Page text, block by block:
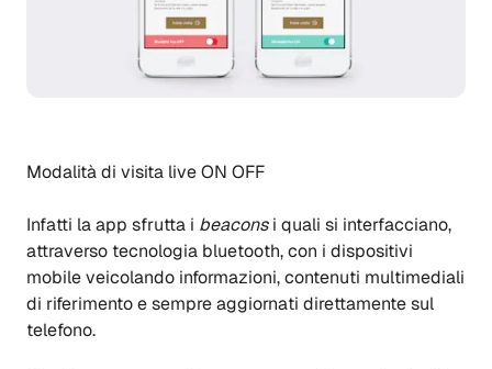
Modalità di visita live ON OFF
Infatti la app sfrutta i beaconsi quali si interfacciano,
attraverso tecnologia bluetooth, con i dispositivi
mobile veicolando informazioni, contenuti multimediali
di riferimento e sempre aggiornati direttamente sul
telefono.